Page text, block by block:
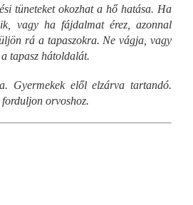
tüneteket okozhat a hő hatása. Ha
vagy ha fájdalmat érez, azonnal
rá a tapaszokra. Ne vágja, vagy
tapasz hátoldalát.
Gyermekek elől elzárva tartandó.
orvoshoz.